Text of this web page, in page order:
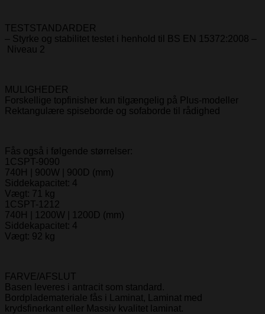
TESTSTANDARDER
– Styrke og stabilitet testet i henhold til BS EN 15372:2008 –
Niveau 2
MULIGHEDER
Forskellige topfinisher kun tilgængelig på Plus-modeller
Rektangulære spiseborde og sofaborde til rådighed
Fås også i følgende størrelser:
1CSPT-9090
740H | 900W | 900D (mm)
Siddekapacitet: 4
Vægt: 71 kg
1CSPT-1212
740H | 1200W | 1200D (mm)
Siddekapacitet: 4
Vægt: 92 kg
FARVE/AFSLUT
Basen leveres i antracit som standard.
Bordplademateriale fås i Laminat, Laminat med
krydsfinerkant eller Massiv kvalitet laminat.